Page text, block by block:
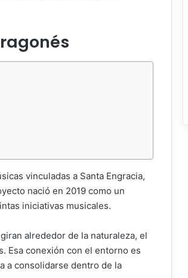
vinculadas a Santa Engracia,
nació en 2019 como un
iniciativas musicales.
alrededor de la naturaleza, el
Esa conexión con el entorno es
a consolidarse dentro de la